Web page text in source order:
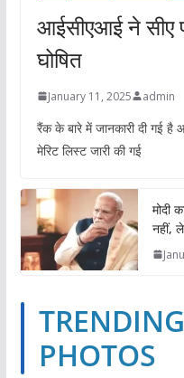
आईसीएआई ने सीए
घोषित
January 11, 2025 admin
रैंक के बारे में जानकारी दी गई है
मेरिट लिस्ट जारी की गई
मोदी
नहीं,
PHOTOS